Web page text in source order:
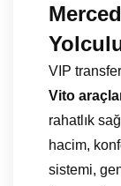
VIP
Vito
rahatlık
hacim,
sistemi,